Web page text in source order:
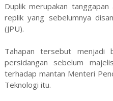
Duplik merupakan
replik yang sebelumnya
(JPU).
Tahapan tersebut menjadi
persidangan sebelum
terhadap mantan Menteri
Teknologi itu.